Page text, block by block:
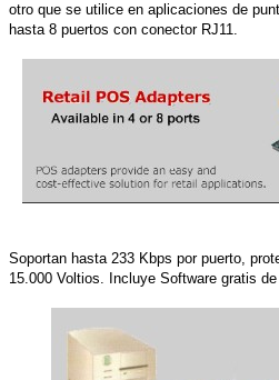
otro que se utilice en aplicaciones de
hasta 8 puertos con conector RJ11.
Soportan hasta 233 Kbps por puerto,
15.000 Voltios. Incluye Software gratis